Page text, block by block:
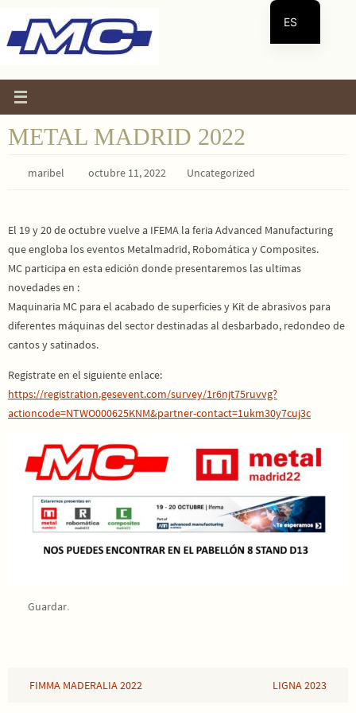
contenido
METAL MADRID 2022
maribel octubre 11, 2022 Uncategorized
El 19 y 20 de octubre vuelve a IFEMA la feria Advanced Manufacturing
que engloba los eventos Metalmadrid, Robomática y Composites.
MC participa en esta edición donde presentaremos las ultimas
novedades en :
Maquinaria MC para el acabado de superficies y Kit de abrasivos para
diferentes máquinas del sector destinadas al desbarbado, redondeo de
cantos y satinados.
Regístrate en el siguiente enlace:
https://registration.gesevent.com/survey/1r6njt75ruvvg?
actioncode=NTWO000625KNM&partner-contact=1ukm30y7cuj3c
Guardar.
FIMMA MADERALIA 2022 LIGNA 2023
ES
EN